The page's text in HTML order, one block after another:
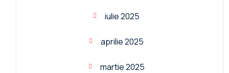
iulie 2025
aprilie 2025
martie 2025